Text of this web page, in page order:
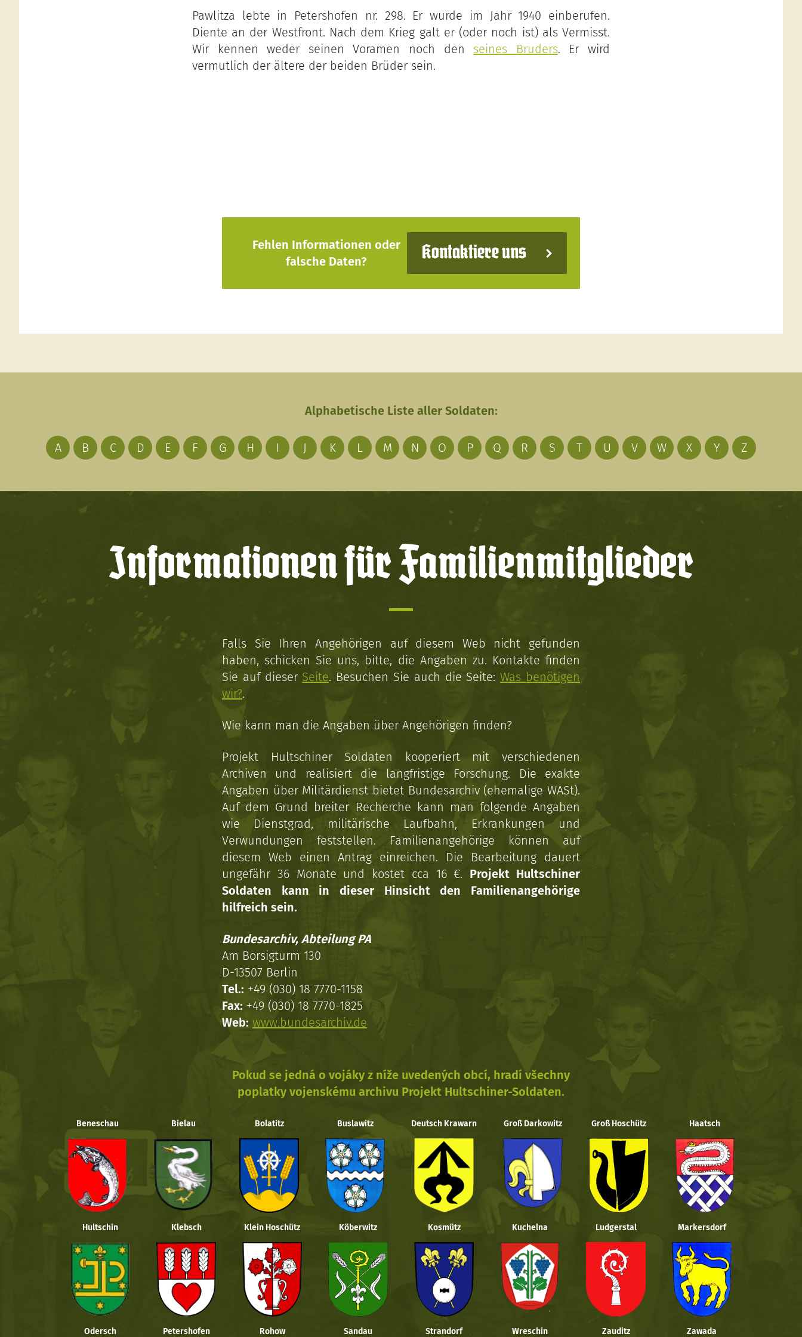
Pawlitza lebte in Petershofen nr. 298. Er wurde im Jahr 1940 einberufen.
Diente an der Westfront. Nach dem Krieg galt er (oder noch ist) als Vermisst.
Wir kennen weder seinen Voramen noch den seines Bruders. Er wird
vermutlich der ältere der beiden Brüder sein.
Fehlen Informationen oder
falsche Daten?
Kontaktiere uns
Alphabetische Liste aller Soldaten:
A B C D E F G H I J K L M N O P Q R S T U V W X Y Z
Informationen für Familienmitglieder
Falls Sie Ihren Angehörigen auf diesem Web nicht gefunden
haben, schicken Sie uns, bitte, die Angaben zu. Kontakte finden
Sie auf dieser Seite. Besuchen Sie auch die Seite:Was benötigen
wir?.
Wie kann man die Angaben über Angehörigen finden?
Projekt Hultschiner Soldaten kooperiert mit verschiedenen
Archiven und realisiert die langfristige Forschung. Die exakte
Angaben über Militärdienst bietet Bundesarchiv (ehemalige WASt).
Auf dem Grund breiter Recherche kann man folgende Angaben
wie Dienstgrad, militärische Laufbahn, Erkrankungen und
Verwundungen feststellen. Familienangehörige können auf
diesem Web einen Antrag einreichen. Die Bearbeitung dauert
ungefähr 36 Monate und kostet cca 16 €. Projekt Hultschiner
Soldaten kann in dieser Hinsicht den Familienangehörige
hilfreich sein.
Bundesarchiv, Abteilung PA
Am Borsigturm 130
D-13507 Berlin
Tel.: +49 (030) 18 7770-1158
Fax: +49 (030) 18 7770-1825
Web: www.bundesarchiv.de
Pokud se jedná o vojáky z níže uvedených obcí, hradí všechny
poplatky vojenskému archivu Projekt Hultschiner-Soldaten.
Beneschau Bielau Bolatitz Buslawitz Deutsch Krawarn Groß Darkowitz Groß Hoschütz Haatsch
Hultschin Klebsch Klein Hoschütz Köberwitz Kosmütz Kuchelna Ludgerstal Markersdorf
Odersch Petershofen Rohow Sandau Strandorf Wreschin Zauditz Zawada